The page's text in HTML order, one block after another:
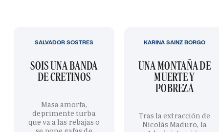
SOIS UNA BANDA
DE CRETINOS
Masa amorfa,
deprimente turba
que va a las rebajas o
SALVADOR SOSTRES
UNA MONTAÑA DE
MUERTE Y
POBREZA
Tras la extracción de
Nicolás Maduro, la
KARINA SAINZ BORGO